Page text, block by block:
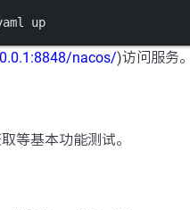
up
nacos/)访问服务
等基本功能测试。